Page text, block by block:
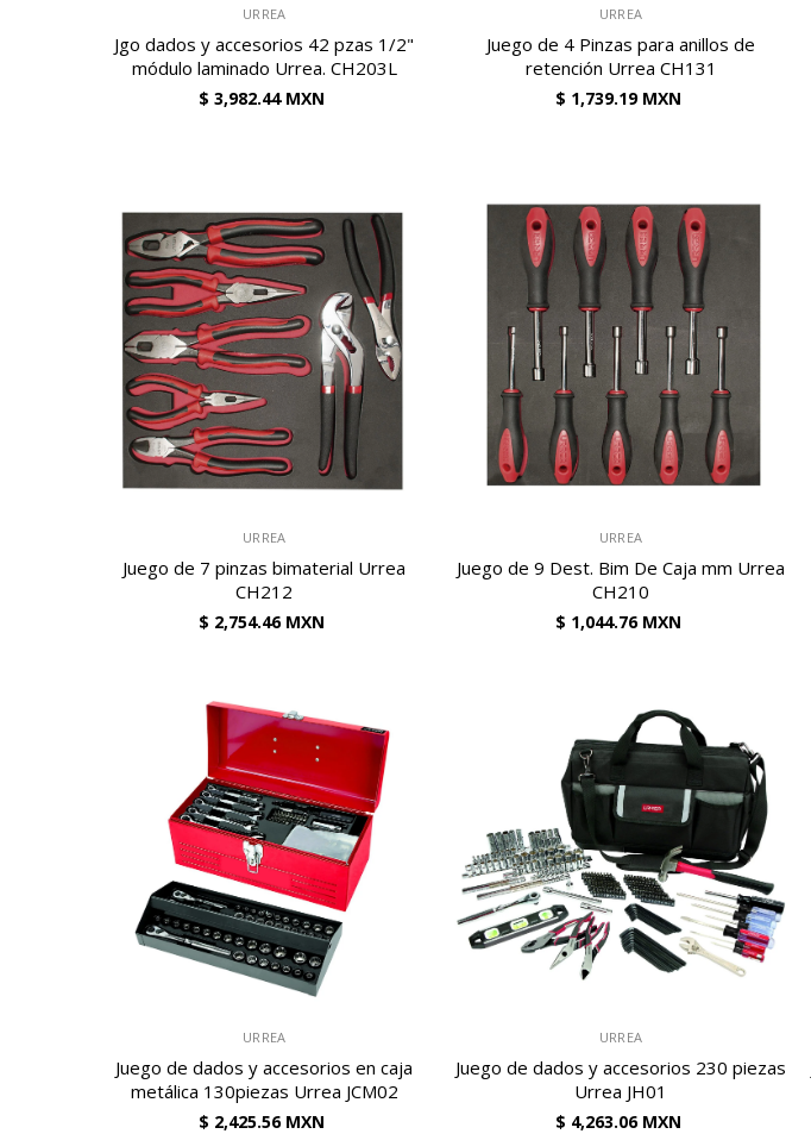
URREA
Jgo dados y accesorios 42 pzas 1/2"
módulo laminado Urrea. CH203L
$ 3,982.44 MXN
URREA
Juego de 4 Pinzas para anillos de
retención Urrea CH131
$ 1,739.19 MXN
URREA
Juego de 7 pinzas bimaterial Urrea
CH212
$ 2,754.46 MXN
URREA
Juego de 9 Dest. Bim De Caja mm Urrea
CH210
$ 1,044.76 MXN
URREA
Juego de dados y accesorios en caja
metálica 130piezas Urrea JCM02
$ 2,425.56 MXN
URREA
Juego de dados y accesorios 230 piezas
Urrea JH01
$ 4,263.06 MXN